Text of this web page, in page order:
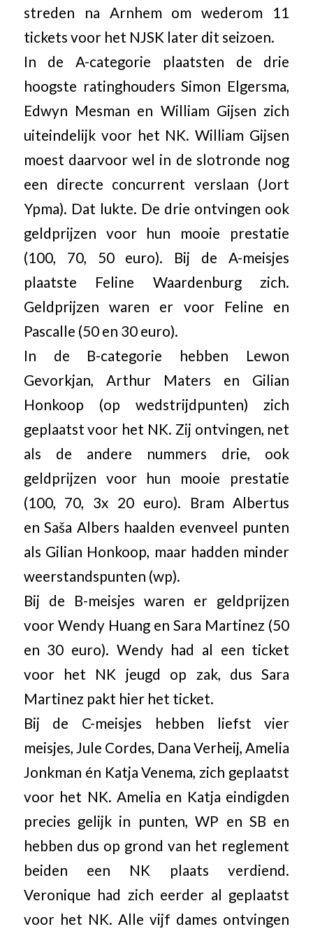
streden na Arnhem om wederom 11
tickets voor het NJSK later dit seizoen.
In de A-categorie plaatsten de drie
hoogste ratinghouders Simon Elgersma,
Edwyn Mesman en William Gijsen zich
uiteindelijk voor het NK. William Gijsen
moest daarvoor wel in de slotronde nog
een directe concurrent verslaan (Jort
Ypma). Dat lukte. De drie ontvingen ook
geldprijzen voor hun mooie prestatie
(100, 70, 50 euro). Bij de A-meisjes
plaatste Feline Waardenburg zich.
Geldprijzen waren er voor Feline en
Pascalle (50 en 30 euro).
In de B-categorie hebben Lewon
Gevorkjan, Arthur Maters en Gilian
Honkoop (op wedstrijdpunten) zich
geplaatst voor het NK. Zij ontvingen, net
als de andere nummers drie, ook
geldprijzen voor hun mooie prestatie
(100, 70, 3x 20 euro). Bram Albertus
en Saša Albers haalden evenveel punten
als Gilian Honkoop, maar hadden minder
weerstandspunten (wp).
Bij de B-meisjes waren er geldprijzen
voor Wendy Huang en Sara Martinez (50
en 30 euro). Wendy had al een ticket
voor het NK jeugd op zak, dus Sara
Martinez pakt hier het ticket.
Bij de C-meisjes hebben liefst vier
meisjes, Jule Cordes, Dana Verheij, Amelia
Jonkman én Katja Venema, zich geplaatst
voor het NK. Amelia en Katja eindigden
precies gelijk in punten, WP en SB en
hebben dus op grond van het reglement
beiden een NK plaats verdiend.
Veronique had zich eerder al geplaatst
voor het NK. Alle vijf dames ontvingen